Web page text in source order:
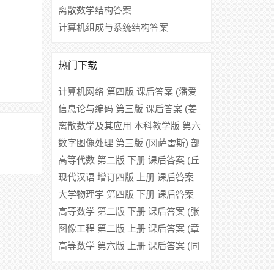
离散数学结构答案
计算机组成与系统结构答案
热门下载
计算机网络 第四版 课后答案 (潘爱
民 Andrew S.Tanenbaum)
信息论与编码 第三版 课后答案 (姜
丹)
离散数学及其应用 本科教学版 第六
版 (Kenneth H. Rosen 袁崇义 屈婉
玲) 机械工业出版社
数字图像处理 第三版 (冈萨雷斯) 部
分答案 课后答案
高等代数 第二版 下册 课后答案 (丘
维声)
现代汉语 增订四版 上册 课后答案
(黄伯荣 廖序东)
大学物理学 第四版 下册 课后答案
(上海交通大学物理教研室)
高等数学 第二版 下册 课后答案 (张
汉林 范周田)
图像工程 第二版 上册 课后答案 (章
毓晋)
高等数学 第六版 上册 课后答案 (同